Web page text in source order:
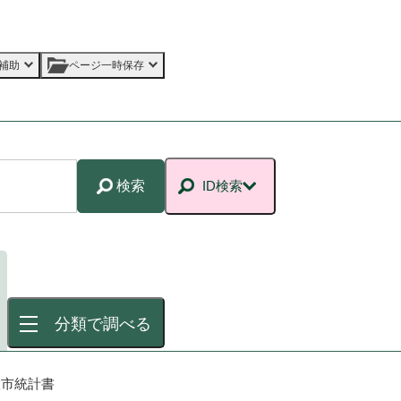
助 ページ一時保存
検索 ID検索
分類で調べる
統計書